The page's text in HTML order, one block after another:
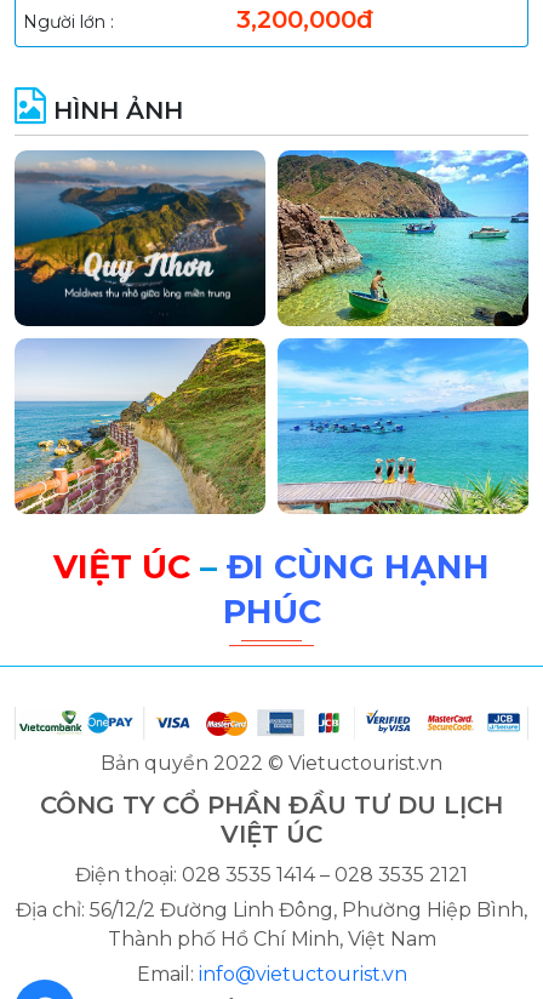
3,200,000đ
HÌNH ẢNH
VIỆT ÚC – ĐI CÙNG HẠNH
PHÚC
Bản quyền 2022 © Vietuctourist.vn
CÔNG TY CỔ PHẦN ĐẦU TƯ DU LỊCH
VIỆT ÚC
Điện thoại: 028 3535 1414 – 028 3535 2121
Địa chỉ: 56/12/2 Đường Linh Đông, Phường Hiệp Bình,
Thành phố Hồ Chí Minh, Việt Nam
Email: info@vietuctourist.vn